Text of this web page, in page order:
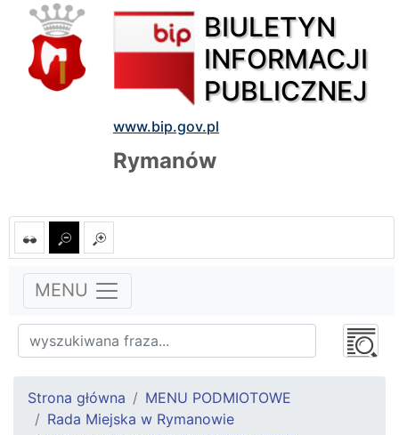
BIULETYN
INFORMACJI
PUBLICZNEJ
www.bip.gov.pl
Rymanów
MENU
Strona główna
MENU PODMIOTOWE
Rada Miejska w Rymanowie